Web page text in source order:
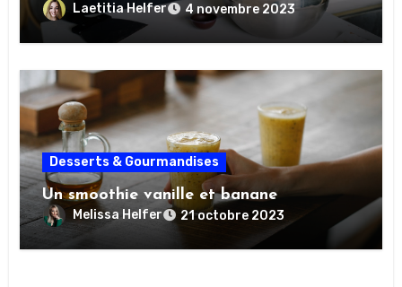
Laetitia Helfer 4 novembre 2023
Desserts & Gourmandises
Un smoothie vanille et banane
Melissa Helfer 21 octobre 2023